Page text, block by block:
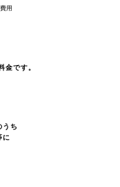
用
金です。
うち
に